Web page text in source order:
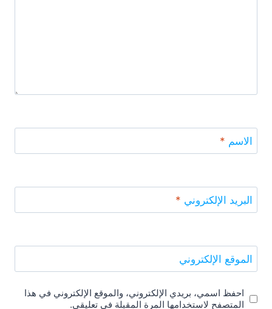
الاسم *
البريد الإلكتروني *
الموقع الإلكتروني
احفظ اسمي، بريدي الإلكتروني، والموقع الإلكتروني في هذا
المتصفح لاستخدامها المرة المقبلة في تعليقي.